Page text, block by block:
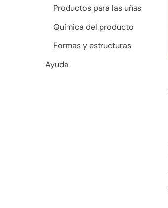
Productos para las uñas
Química del producto
Formas y estructuras
Ayuda